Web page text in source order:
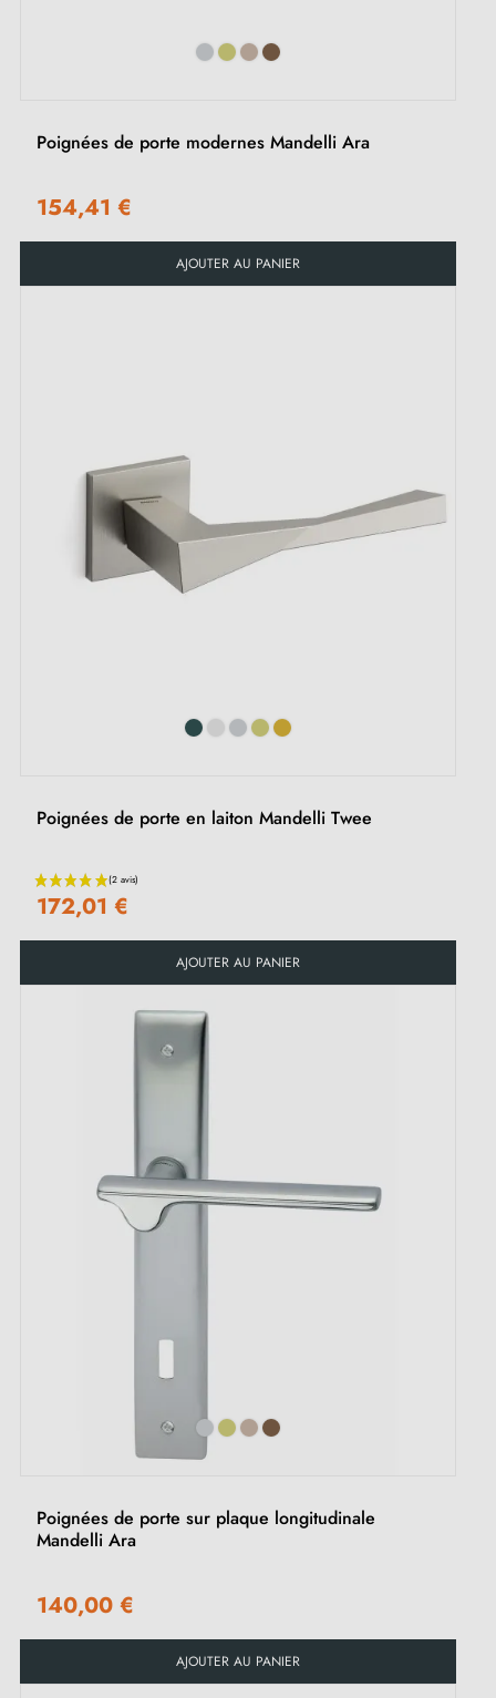
(1 avis)
Poignées de porte modernes Mandelli Ara
154,41 €
AJOUTER AU PANIER
Poignées de porte en laiton Mandelli Twee
172,01 €
AJOUTER AU PANIER
Poignées de porte sur plaque longitudinale
Mandelli Ara
140,00 €
AJOUTER AU PANIER